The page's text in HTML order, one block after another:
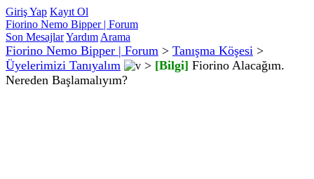
Giriş Yap Kayıt Ol
Fiorino Nemo Bipper | Forum
Son MesajlarYardım Arama
Fiorino Nemo Bipper | Forum > Tanışma Köşesi >
Üyelerimizi Tanıyalım
> [Bilgi] Fiorino Alacağım.
Nereden Başlamalıyım?